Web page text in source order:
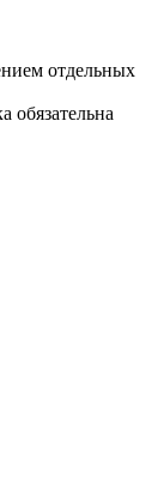
отдельных
обязательна